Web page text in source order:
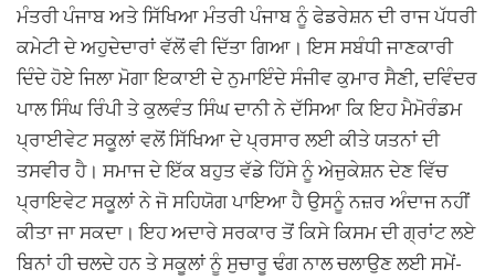
ਮੰਤਰੀ ਪੰਜਾਬ ਅਤੇ ਸਿੱਖਿਆ ਮੰਤਰੀ ਪੰਜਾਬ ਨੂੰ ਫੇਡਰੇਸ਼ਨ ਦੀ ਰਾਜ ਪੱਧਰੀ
ਕਮੇਟੀ ਦੇ ਅਹੁਦੇਦਾਰਾਂ ਵੱਲੋਂ ਵੀ ਦਿੱਤਾ ਗਿਆ। ਇਸ ਸਬੰਧੀ ਜਾਣਕਾਰੀ
ਦਿੰਦੇ ਹੋਏ ਜਿਲਾ ਮੋਗਾ ਇਕਾਈ ਦੇ ਨੁਮਾਇੰਦੇ ਸੰਜੀਵ ਕੁਮਾਰ ਸੈਣੀ, ਦਵਿੰਦਰ
ਪਾਲ ਸਿੰਘ ਰਿੰਪੀ ਤੇ ਕੁਲਵੰਤ ਸਿੰਘ ਦਾਨੀ ਨੇ ਦੱਸਿਆ ਕਿ ਇਹ ਮੈਮੋਰੰਡਮ
ਪ੍ਰਾਈਵੇਟ ਸਕੂਲਾਂ ਵਲੋਂ ਸਿੱਖਿਆ ਦੇ ਪ੍ਰਸਾਰ ਲਈ ਕੀਤੇ ਯਤਨਾਂ ਦੀ
ਤਸਵੀਰ ਹੈ। ਸਮਾਜ ਦੇ ਇੱਕ ਬਹੁਤ ਵੱਡੇ ਹਿੱਸੇ ਨੂੰ ਅੇਜੁਕੇਸ਼ਨ ਦੇਣ ਵਿੱਚ
ਪ੍ਰਾਇਵੇਟ ਸਕੂਲਾਂ ਨੇ ਜੋ ਸਹਿਯੋਗ ਪਾਇਆ ਹੈ ਉਸਨੂੰ ਨਜ਼ਰ ਅੰਦਾਜ ਨਹੀਂ
ਕੀਤਾ ਜਾ ਸਕਦਾ। ਇਹ ਅਦਾਰੇ ਸਰਕਾਰ ਤੋਂ ਕਿਸੇ ਕਿਸਮ ਦੀ ਗ੍ਰਾਂਟ ਲਏ
ਬਿਨਾਂ ਹੀ ਚਲਦੇ ਹਨ ਤੇ ਸਕੂਲਾਂ ਨੂੰ ਸੁਚਾਰੂ ਢੰਗ ਨਾਲ ਚਲਾਉਣ ਲਈ ਸਮੇਂ-